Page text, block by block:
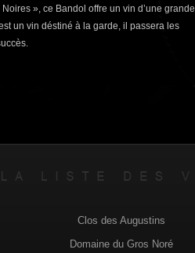
Noires », ce Bandol offre un vin d’une grande
un vin déstiné à la garde, il passera les
Clos des Augustins
Domaine du Gros Noré